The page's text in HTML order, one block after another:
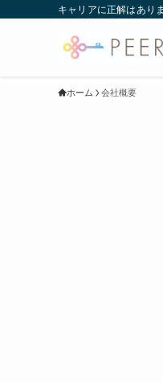
キャリアに正解はあり
ホーム 会社概要